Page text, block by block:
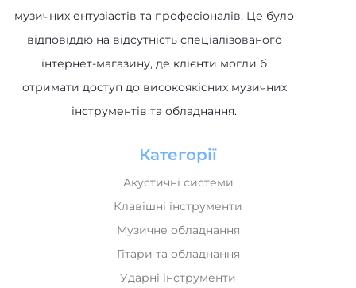
музичних ентузіастів та професіоналів. Це було
відповіддю на відсутність спеціалізованого
інтернет-магазину, де клієнти могли б
отримати доступ до високоякісних музичних
інструментів та обладнання.
Категорії
Акустичні системи
Клавішні інструменти
Музичне обладнання
Гітари та обладнання
Ударні інструменти